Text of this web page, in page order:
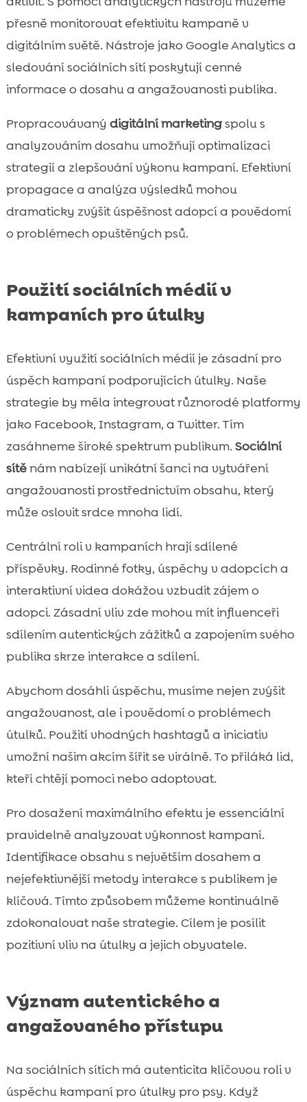
přesně monitorovat efektivitu kampaně v
digitálním světě. Nástroje jako Google Analytics a
sledování sociálních sítí poskytují cenné
informace o dosahu a angažovanosti publika.
Propracovávaný digitální marketingspolu s
analyzováním dosahu umožňují optimalizaci
strategií a zlepšování výkonu kampaní. Efektivní
propagace a analýza výsledků mohou
dramaticky zvýšit úspěšnost adopcí a povědomí
o problémech opuštěných psů.
Použití sociálních médií v
kampaních pro útulky
Efektivní využití sociálních médií je zásadní pro
úspěch kampaní podporujících útulky. Naše
strategie by měla integrovat různorodé platformy
jako Facebook, Instagram, a Twitter. Tím
zasáhneme široké spektrum publikum. Sociální
sítěnám nabízejí unikátní šanci na vytváření
angažovanosti prostřednictvím obsahu, který
může oslovit srdce mnoha lidí.
Centrální roli v kampaních hrají sdílené
příspěvky. Rodinné fotky, úspěchy v adopcích a
interaktivní videa dokážou vzbudit zájem o
adopci. Zásadní vliv zde mohou mít influenceři
sdílením autentických zážitků a zapojením svého
publika skrze interakce a sdílení.
Abychom dosáhli úspěchu, musíme nejen zvýšit
angažovanost, ale i povědomí o problémech
útulků. Použití vhodných hashtagů a iniciativ
umožní našim akcím šířit se virálně. To přiláká lid,
kteří chtějí pomoci nebo adoptovat.
Pro dosažení maximálního efektu je essenciální
pravidelně analyzovat výkonnost kampaní.
Identifikace obsahu s největším dosahem a
nejefektivnější metody interakce s publikem je
klíčová. Tímto způsobem můžeme kontinuálně
zdokonalovat naše strategie. Cílem je posílit
pozitivní vliv na útulky a jejich obyvatele.
Význam autentického a
angažovaného přístupu
Na sociálních sítích má autenticita klíčovou roli v
úspěchu kampaní pro útulky pro psy. Když